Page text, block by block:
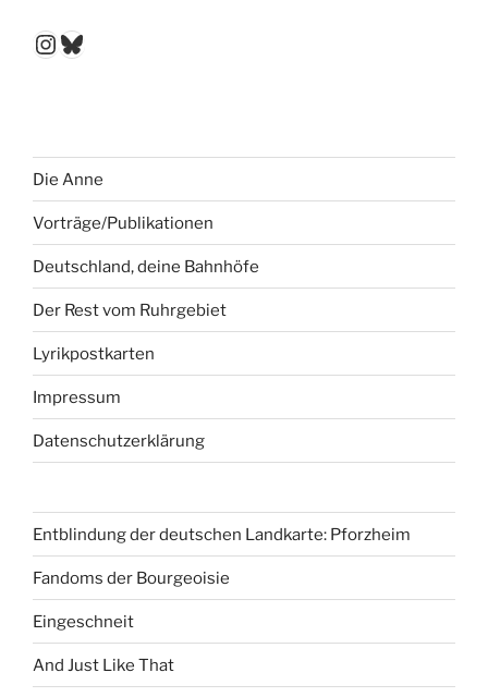
Instagram
Bluesky
Die Anne
Vorträge/Publikationen
Deutschland, deine Bahnhöfe
Der Rest vom Ruhrgebiet
Lyrikpostkarten
Impressum
Datenschutzerklärung
Entblindung der deutschen Landkarte: Pforzheim
Fandoms der Bourgeoisie
Eingeschneit
And Just Like That